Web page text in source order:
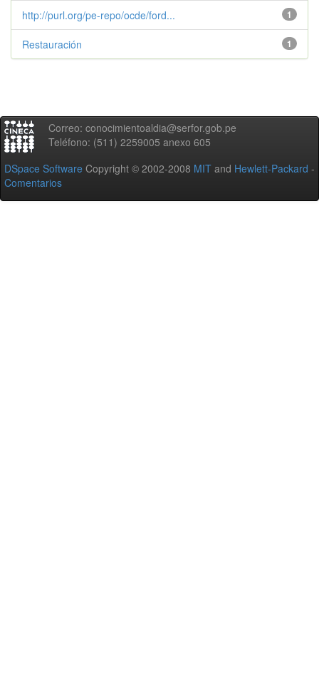
1
http://purl.org/pe-repo/ocde/ford...
1
Restauración
Correo: conocimientoaldia@serfor.gob.pe
Teléfono: (511) 2259005 anexo 605
DSpace Software Copyright © 2002-2008 MIT and Hewlett-Packard -
Comentarios